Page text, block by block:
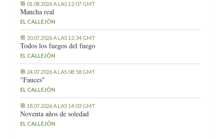
01.08.2026 A LAS 12:07 GMT
Mancha real
EL CALLEJÓN
30.07.2026 A LAS 12:34 GMT
Todos los fuegos del fuego
EL CALLEJÓN
24.07.2026 A LAS 08:58 GMT
"Fauces"
EL CALLEJÓN
18.07.2026 A LAS 14:03 GMT
Noventa años de soledad
EL CALLEJÓN